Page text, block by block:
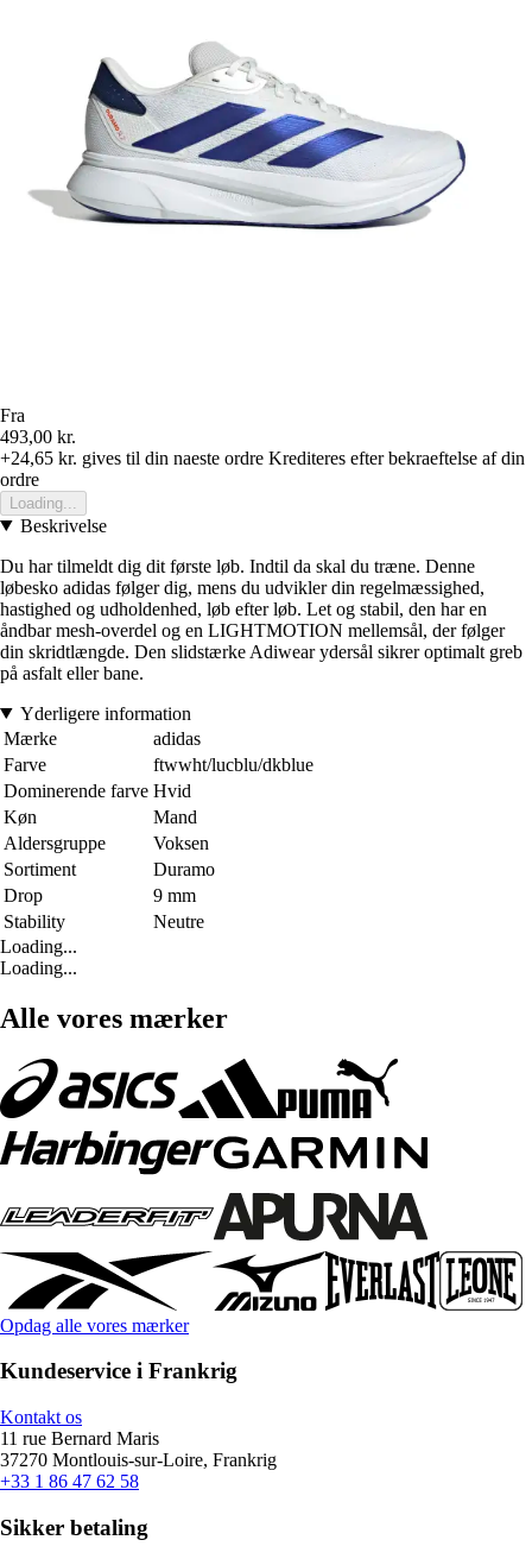
Fra
493,00 kr.
+24,65 kr. gives til din naeste ordre Krediteres efter bekraeftelse af din
ordre
Loading...
Beskrivelse
Du har tilmeldt dig dit første løb. Indtil da skal du træne. Denne
løbesko adidas følger dig, mens du udvikler din regelmæssighed,
hastighed og udholdenhed, løb efter løb. Let og stabil, den har en
åndbar mesh-overdel og en LIGHTMOTION mellemsål, der følger
din skridtlængde. Den slidstærke Adiwear ydersål sikrer optimalt greb
på asfalt eller bane.
Yderligere information
Mærke
adidas
Farve
ftwwht/lucblu/dkblue
Dominerende farve Hvid
Køn
Mand
Aldersgruppe
Voksen
Sortiment
Duramo
Drop
9 mm
Stability
Neutre
Loading...
Loading...
Alle vores mærker
Opdag alle vores mærker
Kundeservice i Frankrig
Kontakt os
11 rue Bernard Maris
37270 Montlouis-sur-Loire, Frankrig
+33 1 86 47 62 58
Sikker betaling